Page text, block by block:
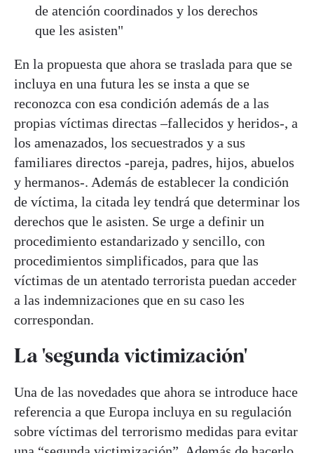
de atención coordinados y los derechos
que les asisten"
En la propuesta que ahora se traslada para que se
incluya en una futura les se insta a que se
reconozca con esa condición además de a las
propias víctimas directas –fallecidos y heridos-, a
los amenazados, los secuestrados y a sus
familiares directos -pareja, padres, hijos, abuelos
y hermanos-. Además de establecer la condición
de víctima, la citada ley tendrá que determinar los
derechos que le asisten. Se urge a definir un
procedimiento estandarizado y sencillo, con
procedimientos simplificados, para que las
víctimas de un atentado terrorista puedan acceder
a las indemnizaciones que en su caso les
correspondan.
La 'segunda victimización'
Una de las novedades que ahora se introduce hace
referencia a que Europa incluya en su regulación
sobre víctimas del terrorismo medidas para evitar